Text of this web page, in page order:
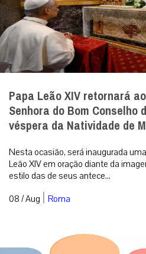
Papa Leão XIV retornará
Senhora do Bom Conselho
véspera da Natividade de
Nesta ocasião, será inaugurada
Leão XIV em oração diante da
estilo das de seus antece...
08 / Aug | Roma